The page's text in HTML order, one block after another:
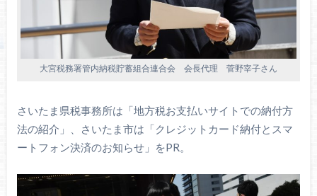
大宮税務署管内納税貯蓄組合連合会 会長代理 菅野宰子さん
さいたま県税事務所は「地方税お支払いサイトでの納付方
法の紹介」、さいたま市は「クレジットカード納付とスマ
ートフォン決済のお知らせ」をPR。